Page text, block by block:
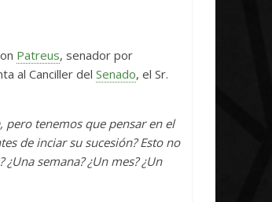
Patreus, senador por
al Canciller del Senado, el Sr.
pero tenemos que pensar en el
de inciar su sucesión? Esto no
semana? ¿Un mes? ¿Un